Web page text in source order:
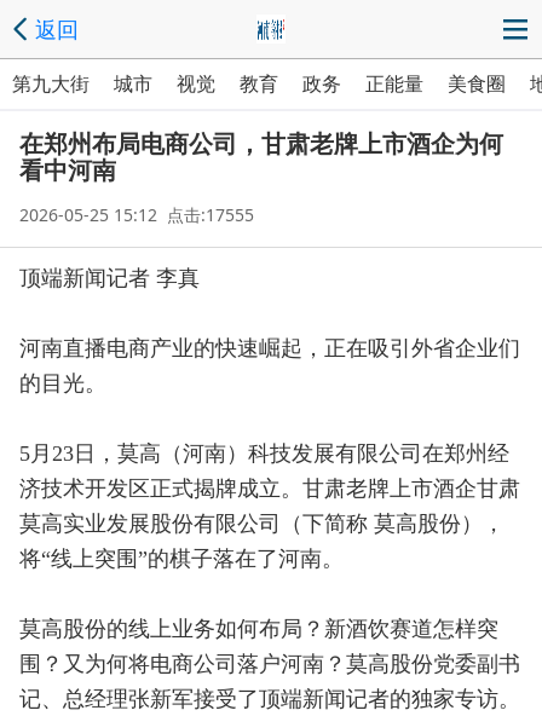
返回
第九大街 城市 视觉 教育 政务 正能量 美食圈
在郑州布局电商公司，甘肃老牌上市酒企为何
看中河南
2026-05-25 15:12 点击:17555
顶端新闻记者 李真
河南直播电商产业的快速崛起，正在吸引外省企业们
的目光。
5月23日，莫高（河南）科技发展有限公司在郑州经
济技术开发区正式揭牌成立。甘肃老牌上市酒企甘肃
莫高实业发展股份有限公司（下简称 莫高股份），
将“线上突围”的棋子落在了河南。
莫高股份的线上业务如何布局？新酒饮赛道怎样突
围？又为何将电商公司落户河南？莫高股份党委副书
记、总经理张新军接受了顶端新闻记者的独家专访。